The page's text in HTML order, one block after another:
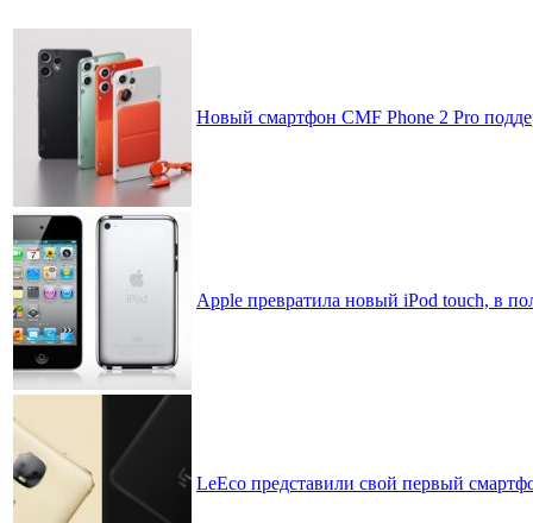
Новый смартфон CMF Phone 2 Pro
Apple превратила новый iPod touch, в
LeEco представили свой первый